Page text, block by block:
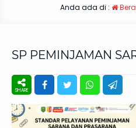
Anda ada di :
SP PEMINJAMAN